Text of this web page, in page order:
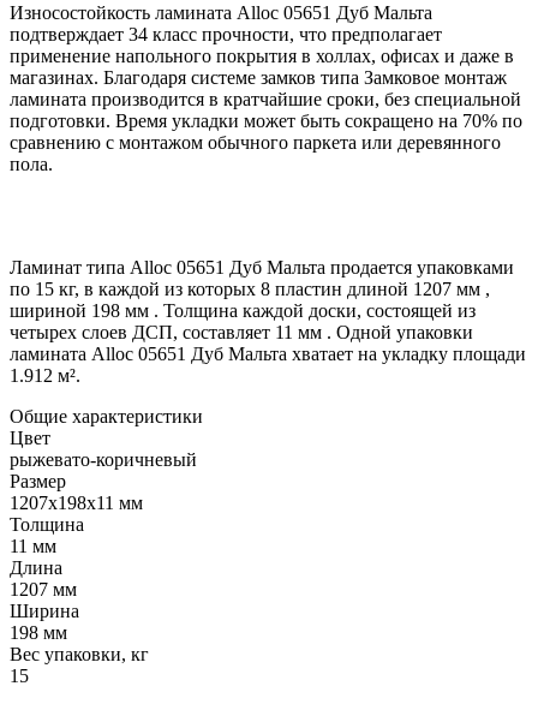
Износостойкость ламината Alloc 05651 Дуб Мальта
подтверждает 34 класс прочности, что предполагает
применение напольного покрытия в холлах, офисах и даже в
магазинах. Благодаря системе замков типа Замковое монтаж
ламината производится в кратчайшие сроки, без специальной
подготовки. Время укладки может быть сокращено на 70% по
сравнению с монтажом обычного паркета или деревянного
пола.
Ламинат типа Alloc 05651 Дуб Мальта продается упаковками
по 15 кг, в каждой из которых 8 пластин длиной 1207 мм ,
шириной 198 мм . Толщина каждой доски, состоящей из
четырех слоев ДСП, составляет 11 мм . Одной упаковки
ламината Alloc 05651 Дуб Мальта хватает на укладку площади
1.912 м².
Общие характеристики
Цвет
рыжевато-коричневый
Размер
1207x198x11 мм
Толщина
11 мм
Длина
1207 мм
Ширина
198 мм
Вес упаковки, кг
15